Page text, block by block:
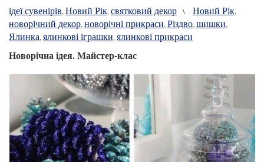
ідеї сувенірів,Новий Рік,святковий декор \ Новий Рік,
новорічний декор,новорічні прикраси,Різдво,шишки,
Ялинка,ялинкові іграшки,ялинкові прикраси
Новорічна ідея. Майстер-клас